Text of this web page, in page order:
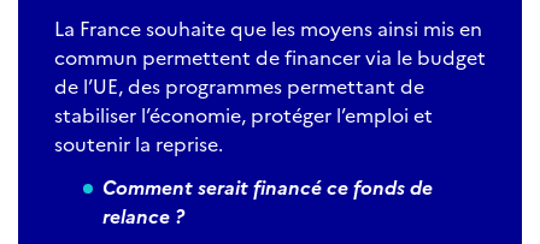
La France souhaite que les moyens ainsi mis en
commun permettent de financer via le budget
de l’UE, des programmes permettant de
stabiliser l’économie, protéger l’emploi et
soutenir la reprise.
Comment serait financé ce fonds de
relance ?